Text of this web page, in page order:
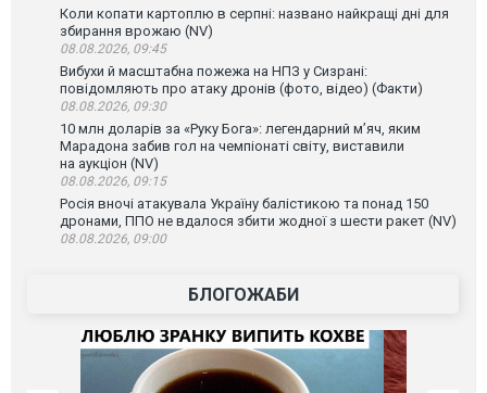
Коли копати картоплю в серпні: названо найкращі дні для
збирання врожаю (NV)
08.08.2026, 09:45
Вибухи й масштабна пожежа на НПЗ у Сизрані:
повідомляють про атаку дронів (фото, відео) (Факти)
08.08.2026, 09:30
10 млн доларів за «Руку Бога»: легендарний м’яч, яким
Марадона забив гол на чемпіонаті світу, виставили
на аукціон (NV)
08.08.2026, 09:15
Росія вночі атакувала Україну балістикою та понад 150
дронами, ППО не вдалося збити жодної з шести ракет (NV)
08.08.2026, 09:00
БЛОГОЖАБИ